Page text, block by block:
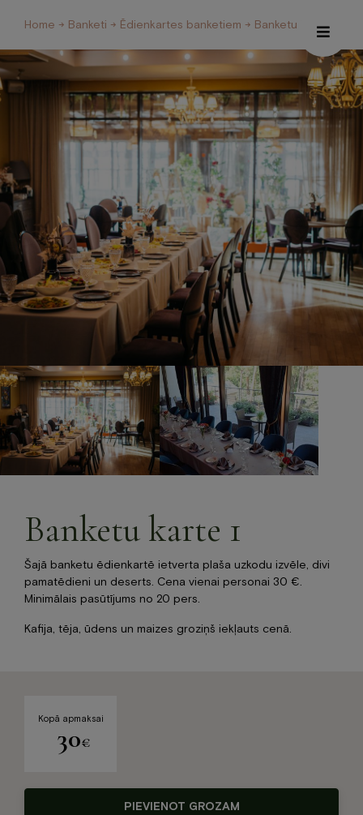
Hotel
Restaurant and Café
Spa
Conferences
Welness Centre
Galery
About us
BOOK NOW
+371 67840640
info@baltvilla.lv
Home → Banketi → Ēdienkartes banketiem → Banketu karte 1
Banketu karte 1
Šajā banketu ēdienkartē ietverta plaša uzkodu izvēle, divi
pamatēdieni un deserts. Cena vienai personai 30 €.
Minimālais pasūtījums no 20 pers.
Kafija, tēja, ūdens un maizes groziņš iekļauts cenā.
Kopā apmaksai
30€
PIEVIENOT GROZAM